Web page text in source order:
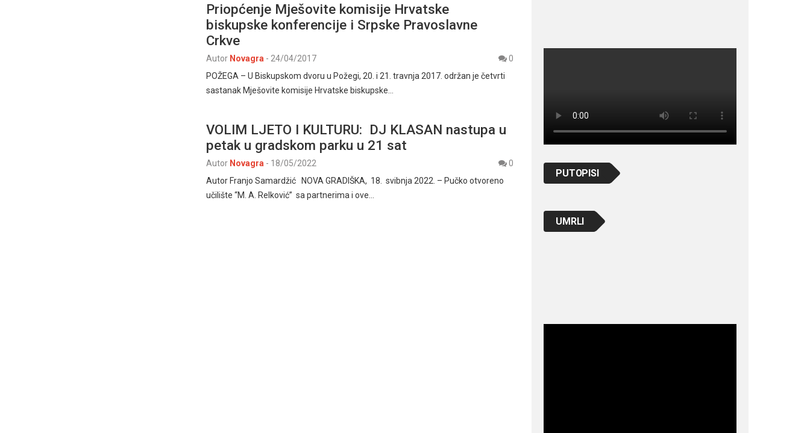
Priopćenje Mješovite komisije Hrvatske
biskupske konferencije i Srpske Pravoslavne
Crkve
Autor Novagra - 24/04/2017
0
POŽEGA – U Biskupskom dvoru u Požegi, 20. i 21. travnja 2017. održan je četvrti
sastanak Mješovite komisije Hrvatske biskupske…
VOLIM LJETO I KULTURU: DJ KLASAN nastupa u
petak u gradskom parku u 21 sat
Autor Novagra - 18/05/2022
0
Autor Franjo Samardžić NOVA GRADIŠKA, 18. svibnja 2022. – Pučko otvoreno
učilište “M. A. Relković” sa partnerima i ove…
PUTOPISI
UMRLI